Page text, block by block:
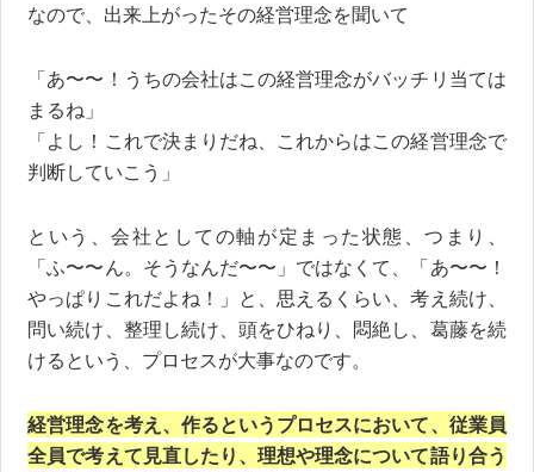
なので、出来上がったその経営理念を聞いて
「あ〜〜！うちの会社はこの経営理念がバッチリ当ては
まるね」
「よし！これで決まりだね、これからはこの経営理念で
判断していこう」
という、会社としての軸が定まった状態、つまり、
「ふ〜〜ん。そうなんだ〜〜」ではなくて、「あ〜〜！
やっぱりこれだよね！」と、思えるくらい、考え続け、
問い続け、整理し続け、頭をひねり、悶絶し、葛藤を続
けるという、プロセスが大事なのです。
経営理念を考え、作るというプロセスにおいて、従業員
全員で考えて見直したり、理想や理念について語り合う